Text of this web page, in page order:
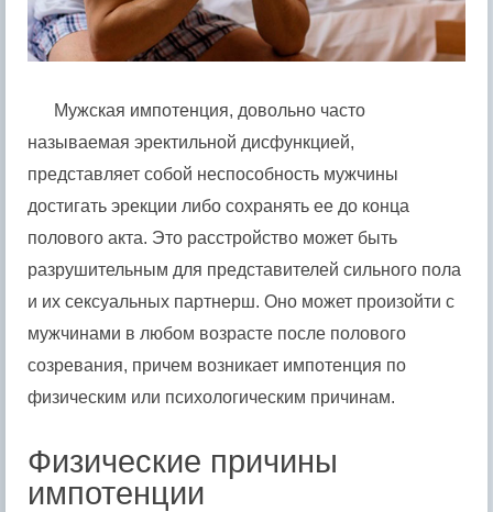
Мужская импотенция, довольно часто
называемая эректильной дисфункцией,
представляет собой неспособность мужчины
достигать эрекции либо сохранять ее до конца
полового акта. Это расстройство может быть
разрушительным для представителей сильного пола
и их сексуальных партнерш. Оно может произойти с
мужчинами в любом возрасте после полового
созревания, причем возникает импотенция по
физическим или психологическим причинам.
Физические причины
импотенции